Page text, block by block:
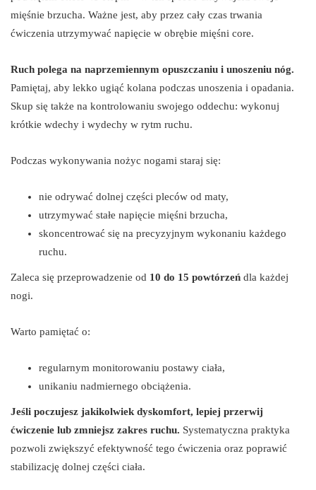
mięśnie brzucha. Ważne jest, aby przez cały czas trwania
ćwiczenia utrzymywać napięcie w obrębie mięśni core.
Ruch polega na naprzemiennym opuszczaniu i unoszeniu nóg.
Pamiętaj, aby lekko ugiąć kolana podczas unoszenia i opadania.
Skup się także na kontrolowaniu swojego oddechu: wykonuj
krótkie wdechy i wydechy w rytm ruchu.
Podczas wykonywania nożyc nogami staraj się:
nie odrywać dolnej części pleców od maty,
utrzymywać stałe napięcie mięśni brzucha,
skoncentrować się na precyzyjnym wykonaniu każdego
ruchu.
Zaleca się przeprowadzenie od 10 do 15 powtórzeń dla każdej
nogi.
Warto pamiętać o:
regularnym monitorowaniu postawy ciała,
unikaniu nadmiernego obciążenia.
Jeśli poczujesz jakikolwiek dyskomfort, lepiej przerwij
ćwiczenie lub zmniejsz zakres ruchu. Systematyczna praktyka
pozwoli zwiększyć efektywność tego ćwiczenia oraz poprawić
stabilizację dolnej części ciała.